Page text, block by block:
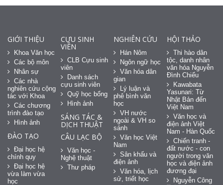
GIỚI THIỆU
Khoa Văn học
Các bộ môn
Nhân sự
Các nhà
nghiên cứu cộng
tác với Khoa
Các chương
trình đào tạo
Hình ảnh
ĐÀO TẠO
Đại học hệ
chính quy
Đại học hệ
vừa làm vừa
học
CỰU SINH
VIÊN
CLB Cựu sinh
viên
Danh sách
cựu sinh viên
Quỹ học bổng
Hình ảnh
SÁNG TÁC &
DỊCH THUẬT
CÂU LẠC BỘ
Văn học -
Nghệ thuật
Thư pháp
NGHIÊN CỨU
Hán Nôm
Ngôn ngữ học
Văn hóa dân
gian
Lý luận và
phê bình văn
học
VH nước
ngoài & VH so
sánh
Văn học Việt
Nam
Sân khấu và
điện ảnh
Văn hóa, lịch
sử, triết học
HỘI THẢO
Thi hào dân
tộc, danh nhân
văn hóa Nguyễn
Đình Chiểu
Kawabata
Yasunari: Từ
Nhật Bản đến
Việt Nam
Văn học và
điện ảnh Việt
Nam - Hàn Quốc
Chiến tranh -
đất nước - con
người trong văn
học và điện ảnh
đương đại
Nguyễn Công